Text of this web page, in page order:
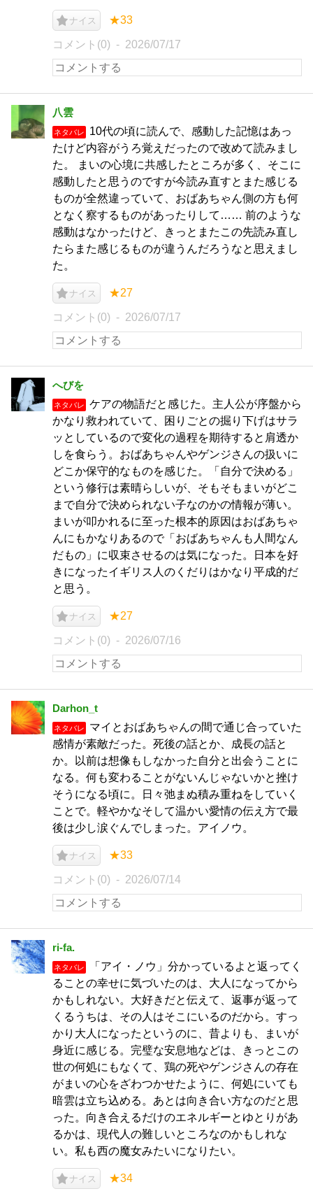
ナイス ★33
コメント(0) 2026/07/17
八雲
ネタバレ
10代の頃に読んで、感動した記憶はあっ
たけど内容がうろ覚えだったので改めて読みまし
た。 まいの心境に共感したところが多く、そこに
感動したと思うのですが今読み直すとまた感じる
ものが全然違っていて、おばあちゃん側の方も何
となく察するものがあったりして…… 前のような
感動はなかったけど、きっとまたこの先読み直し
たらまた感じるものが違うんだろうなと思えまし
た。
ナイス ★27
コメント(0) 2026/07/17
へびを
ネタバレ
ケアの物語だと感じた。主人公が序盤から
かなり救われていて、困りごとの掘り下げはサラ
ッとしているので変化の過程を期待すると肩透か
しを食らう。おばあちゃんやゲンジさんの扱いに
どこか保守的なものを感じた。「自分で決める」
という修行は素晴らしいが、そもそもまいがどこ
まで自分で決められない子なのかの情報が薄い。
まいが叩かれるに至った根本的原因はおばあちゃ
んにもかなりあるので「おばあちゃんも人間なん
だもの」に収束させるのは気になった。日本を好
きになったイギリス人のくだりはかなり平成的だ
と思う。
ナイス ★27
コメント(0) 2026/07/16
Darhon_t
ネタバレ
マイとおばあちゃんの間で通じ合っていた
感情が素敵だった。死後の話とか、成長の話と
か。以前は想像もしなかった自分と出会うことに
なる。何も変わることがないんじゃないかと挫け
そうになる頃に。日々弛まぬ積み重ねをしていく
ことで。軽やかなそして温かい愛情の伝え方で最
後は少し涙ぐんでしまった。アイノウ。
ナイス ★33
コメント(0) 2026/07/14
ri-fa.
ネタバレ
「アイ・ノウ」分かっているよと返ってく
ることの幸せに気づいたのは、大人になってから
かもしれない。大好きだと伝えて、返事が返って
くるうちは、その人はそこにいるのだから。すっ
かり大人になったというのに、昔よりも、まいが
身近に感じる。完璧な安息地などは、きっとこの
世の何処にもなくて、鶏の死やゲンジさんの存在
がまいの心をざわつかせたように、何処にいても
暗雲は立ち込める。あとは向き合い方なのだと思
った。向き合えるだけのエネルギーとゆとりがあ
るかは、現代人の難しいところなのかもしれな
い。私も西の魔女みたいになりたい。
ナイス ★34